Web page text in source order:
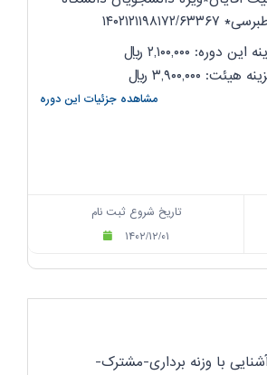
۶۳۳۶۷
این دوره: ۲,۱۰۰,۰۰۰
ریال
هیئت: ۳,۹۰۰,۰۰۰
ریال
مشاهده جزئیات این دوره
تاریخ شروع ثبت نام
۱۴۰۲/۱۲/۰۱
با وزنه برداری-مشترک-